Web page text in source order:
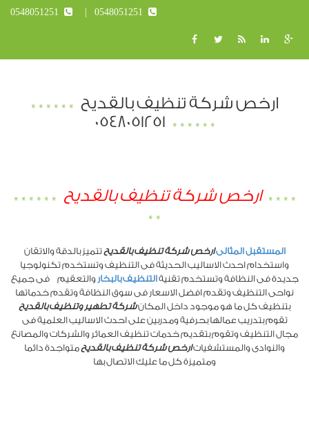
ارخص شركة تنظيف بالقديح
0548051251
ارخص شركة تنظيف بالقديح
المستقبل المثالىارخص شركة تنظيف بالقديحتتميز بالدقة والاتقان
واستخدام احدث الاساليب الحديثة فى التنظيف وتستخدم تكنولوجيا
جديدة فى النظافة وتستخدم تقنيةالتنظيف بالبخار والتعقيم فى جميع
نواحى التنظيف وتقدم افضل الاسعار فى سوق النظافة وتقدم خدماتها
بتنظيف كل ما هو موجود داخل المكانشركة تطهير وتنظيف بالقديح
تقوم بتدريب عمالها بحرفية ومدربين على احدث الاساليب العلمية فى
مجال التنظيف وتقوم بتقديم خدمات تنظيف العمائر والشركات والمصانع
والنوادى والمستشفياتارخص شركة تنظيف بالقديحمتواجدة دائما
ومتميزة كل ما عليك الاتصال بها